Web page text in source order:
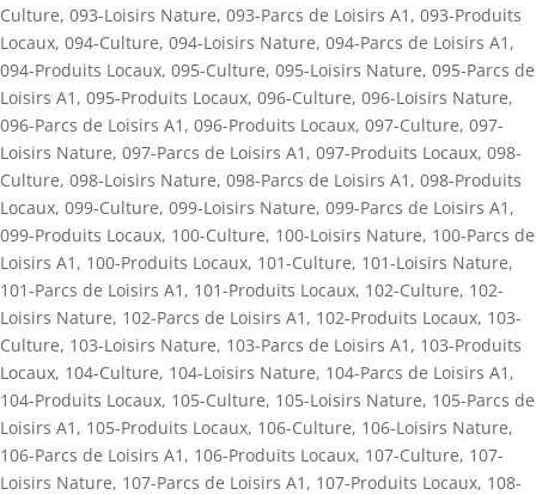
Culture, 093-Loisirs Nature, 093-Parcs de Loisirs A1 , 093-Produits
Locaux, 094-Culture, 094-Loisirs Nature, 094-Parcs de Loisirs A1 ,
094-Produits Locaux, 095-Culture, 095-Loisirs Nature, 095-Parcs de
Loisirs A1 , 095-Produits Locaux, 096-Culture, 096-Loisirs Nature,
096-Parcs de Loisirs A1 , 096-Produits Locaux, 097-Culture, 097-
Loisirs Nature, 097-Parcs de Loisirs A1 , 097-Produits Locaux, 098-
Culture, 098-Loisirs Nature, 098-Parcs de Loisirs A1 , 098-Produits
Locaux, 099-Culture, 099-Loisirs Nature, 099-Parcs de Loisirs A1 ,
099-Produits Locaux, 100-Culture, 100-Loisirs Nature, 100-Parcs de
Loisirs A1 , 100-Produits Locaux, 101-Culture, 101-Loisirs Nature,
101-Parcs de Loisirs A1 , 101-Produits Locaux, 102-Culture, 102-
Loisirs Nature, 102-Parcs de Loisirs A1 , 102-Produits Locaux, 103-
Culture, 103-Loisirs Nature, 103-Parcs de Loisirs A1 , 103-Produits
Locaux, 104-Culture, 104-Loisirs Nature, 104-Parcs de Loisirs A1 ,
104-Produits Locaux, 105-Culture, 105-Loisirs Nature, 105-Parcs de
Loisirs A1 , 105-Produits Locaux, 106-Culture, 106-Loisirs Nature,
106-Parcs de Loisirs A1 , 106-Produits Locaux, 107-Culture, 107-
Loisirs Nature, 107-Parcs de Loisirs A1 , 107-Produits Locaux, 108-